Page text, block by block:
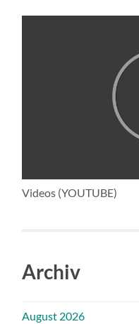
Videos (YOUTUBE)
Archiv
August 2026